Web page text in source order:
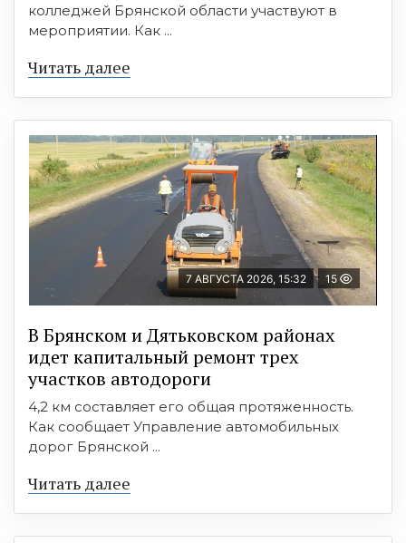
колледжей Брянской области участвуют в
мероприятии. Как ...
Читать далее
7 АВГУСТА 2026, 15:32 15
В Брянском и Дятьковском районах
идет капитальный ремонт трех
участков автодороги
4,2 км составляет его общая протяженность.
Как сообщает Управление автомобильных
дорог Брянской ...
Читать далее